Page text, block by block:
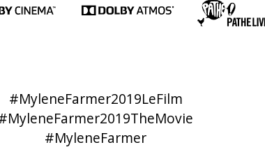
#MyleneFarmer2019LeFilm
#MyleneFarmer